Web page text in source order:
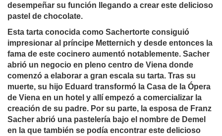
desempeñar su función llegando a crear este delicioso
pastel de chocolate.
Esta tarta conocida como Sachertorte consiguió
impresionar al príncipe Metternich y desde entonces la
fama de este cocinero aumentó notablemente. Sacher
abrió un negocio en pleno centro de Viena donde
comenzó a elaborar a gran escala su tarta. Tras su
muerte, su hijo Eduard transformó la Casa de la Ópera
de Viena en un hotel y allí empezó a comercializar la
creación de su padre. Por su parte, la esposa de Franz
Sacher abrió una pastelería bajo el nombre de Demel
en la que también se podía encontrar este delicioso